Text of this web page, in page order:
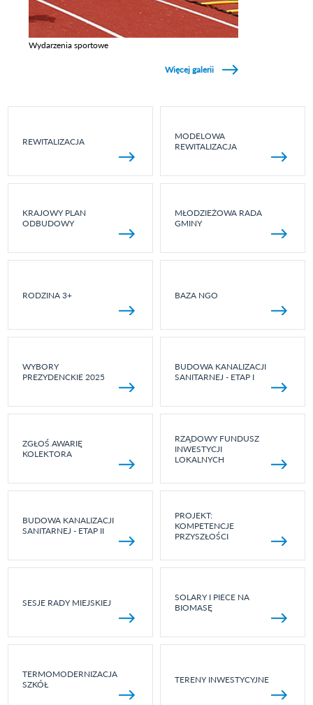
Wydarzenia sportowe
Więcej galerii
REWITALIZACJA
MODELOWA
REWITALIZACJA
KRAJOWY PLAN
ODBUDOWY
MŁODZIEŻOWA RADA
GMINY
RODZINA 3+ BAZA NGO
WYBORY
PREZYDENCKIE 2025
BUDOWA KANALIZACJI
SANITARNEJ - ETAP I
ZGŁOŚ AWARIĘ
KOLEKTORA
RZĄDOWY FUNDUSZ
INWESTYCJI
LOKALNYCH
BUDOWA KANALIZACJI
SANITARNEJ - ETAP II
PROJEKT:
KOMPETENCJE
PRZYSZŁOŚCI
SESJE RADY MIEJSKIEJ
SOLARY I PIECE NA
BIOMASĘ
TERMOMODERNIZACJA
SZKÓŁ
TERENY INWESTYCYJNE